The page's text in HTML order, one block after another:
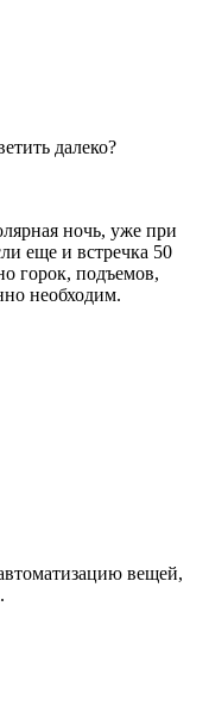
далеко?
ночь, уже при
еще и встречка 50
горок, подъемов,
необходим.
вещей,